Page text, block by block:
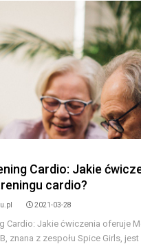
Cardio: Jakie
cardio?
2021-03-28
Cardio: Jakie ćwiczenia oferuje
znana z zespołu Spice Girls,